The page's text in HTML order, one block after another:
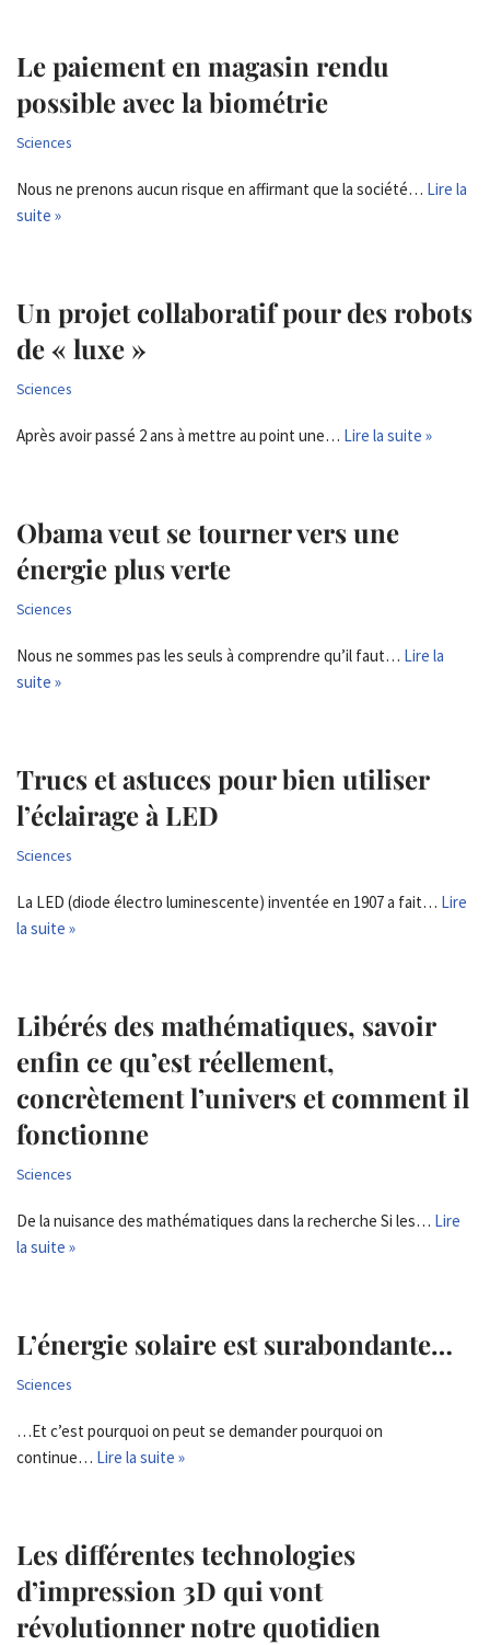
Le paiement en magasin rendu
possible avec la biométrie
Sciences
Nous ne prenons aucun risque en affirmant que la société… Lire la
suite »
Un projet collaboratif pour des robots
de « luxe »
Sciences
Après avoir passé 2 ans à mettre au point une… Lire la suite »
Obama veut se tourner vers une
énergie plus verte
Sciences
Nous ne sommes pas les seuls à comprendre qu’il faut… Lire la
suite »
Trucs et astuces pour bien utiliser
l’éclairage à LED
Sciences
La LED (diode électro luminescente) inventée en 1907 a fait… Lire
la suite »
Libérés des mathématiques, savoir
enfin ce qu’est réellement,
concrètement l’univers et comment il
fonctionne
Sciences
De la nuisance des mathématiques dans la recherche Si les… Lire
la suite »
L’énergie solaire est surabondante…
Sciences
…Et c’est pourquoi on peut se demander pourquoi on
continue… Lire la suite »
Les différentes technologies
d’impression 3D qui vont
révolutionner notre quotidien